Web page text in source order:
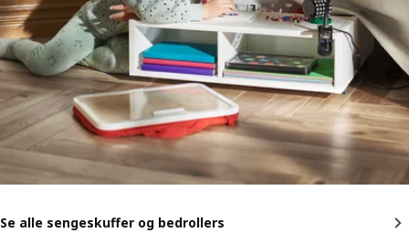
Se alle sengeskuffer og bedrollers